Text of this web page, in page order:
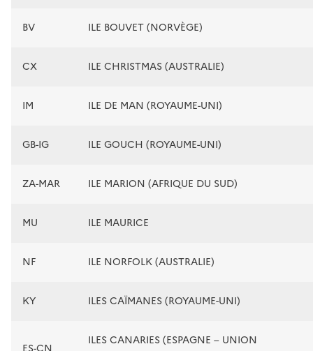
BV ILE BOUVET (NORVÈGE)
CX ILE CHRISTMAS (AUSTRALIE)
IM ILE DE MAN (ROYAUME-UNI)
GB-IG ILE GOUCH (ROYAUME-UNI)
ZA-MAR ILE MARION (AFRIQUE DU SUD)
MU ILE MAURICE
NF ILE NORFOLK (AUSTRALIE)
KY ILES CAÏMANES (ROYAUME-UNI)
ILES CANARIES (ESPAGNE – UNION